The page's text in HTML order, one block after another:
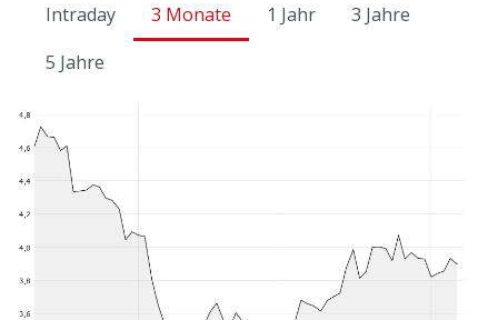
Intraday 3 Monate 1 Jahr
3 Jahre
5 Jahre